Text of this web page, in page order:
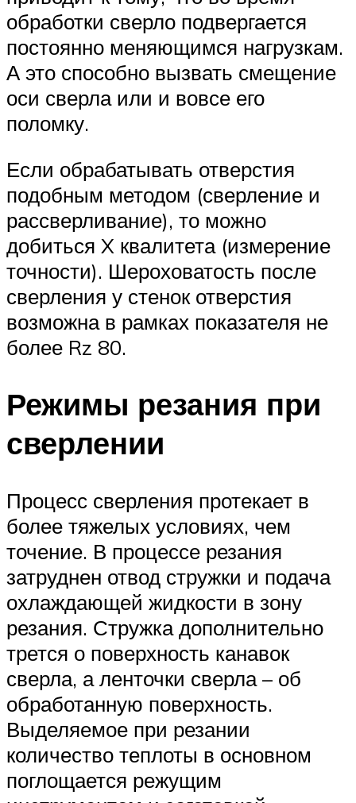
обработки сверло подвергается
постоянно меняющимся нагрузкам.
А это способно вызвать смещение
оси сверла или и вовсе его
поломку.
Если обрабатывать отверстия
подобным методом (сверление и
рассверливание), то можно
добиться X квалитета (измерение
точности). Шероховатость после
сверления у стенок отверстия
возможна в рамках показателя не
более Rz 80.
Режимы резания при
сверлении
Процесс сверления протекает в
более тяжелых условиях, чем
точение. В процессе резания
затруднен отвод стружки и подача
охлаждающей жидкости в зону
резания. Стружка дополнительно
трется о поверхность канавок
сверла, а ленточки сверла – об
обработанную поверхность.
Выделяемое при резании
количество теплоты в основном
поглощается режущим